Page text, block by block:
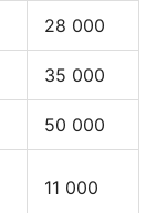
28 000
35 000
50 000
11 000